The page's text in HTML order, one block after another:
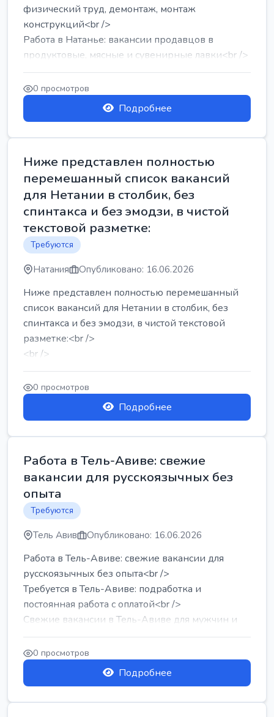
физический труд, демонтаж, монтаж
конструкций<br />
Работа в Натанье: вакансии продавцов в
продуктовые, мясные и сувенирные лавки<br />
Разнорабочий на сборку м...
0 просмотров
Подробнее
Ниже представлен полностью
перемешанный список вакансий
для Нетании в столбик, без
спинтакса и без эмодзи, в чистой
текстовой разметке:
Требуются
Натания Опубликовано: 16.06.2026
Ниже представлен полностью перемешанный
список вакансий для Нетании в столбик, без
спинтакса и без эмодзи, в чистой текстовой
разметке:<br />
<br />
Работа в Нетании на мебельном производстве:
требу...
0 просмотров
Подробнее
Работа в Тель-Авиве: свежие
вакансии для русскоязычных без
опыта
Требуются
Тель Авив Опубликовано: 16.06.2026
Работа в Тель-Авиве: свежие вакансии для
русскоязычных без опыта<br />
Требуется в Тель-Авиве: подработка и
постоянная работа с оплатой<br />
Свежие вакансии в Тель-Авиве для мужчин и
женщин от хозя...
0 просмотров
Подробнее